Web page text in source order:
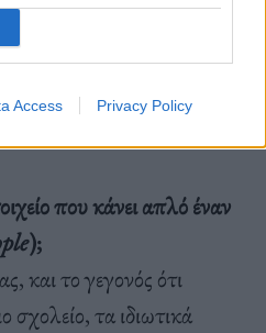
Access Privacy Policy
που σε χτύπησε ο
που κάνει απλό έναν
);
και το γεγονός ότι
σχολείο, τα ιδιωτικά